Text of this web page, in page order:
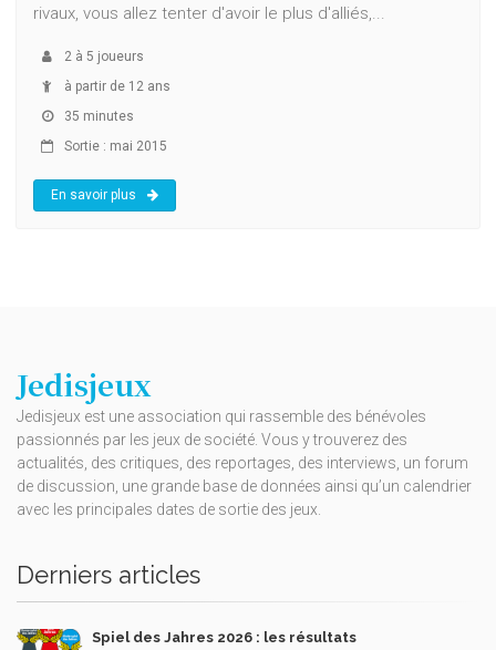
rivaux, vous allez tenter d'avoir le plus d'alliés,...
2 à 5 joueurs
à partir de 12 ans
35 minutes
Sortie : mai 2015
En savoir plus
Jedisjeux
Jedisjeux est une association qui rassemble des bénévoles
passionnés par les jeux de société. Vous y trouverez des
actualités, des critiques, des reportages, des interviews, un forum
de discussion, une grande base de données ainsi qu’un calendrier
avec les principales dates de sortie des jeux.
Derniers articles
Spiel des Jahres 2026 : les résultats